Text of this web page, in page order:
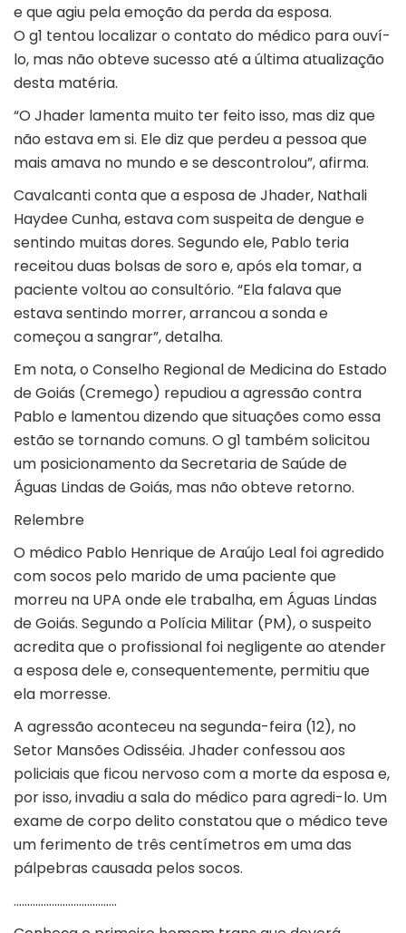
e que agiu pela emoção da perda da esposa.
O g1 tentou localizar o contato do médico para ouví-
lo, mas não obteve sucesso até a última atualização
desta matéria.
“O Jhader lamenta muito ter feito isso, mas diz que
não estava em si. Ele diz que perdeu a pessoa que
mais amava no mundo e se descontrolou”, afirma.
Cavalcanti conta que a esposa de Jhader, Nathali
Haydee Cunha, estava com suspeita de dengue e
sentindo muitas dores. Segundo ele, Pablo teria
receitou duas bolsas de soro e, após ela tomar, a
paciente voltou ao consultório. “Ela falava que
estava sentindo morrer, arrancou a sonda e
começou a sangrar”, detalha.
Em nota, o Conselho Regional de Medicina do Estado
de Goiás (Cremego) repudiou a agressão contra
Pablo e lamentou dizendo que situações como essa
estão se tornando comuns. O g1 também solicitou
um posicionamento da Secretaria de Saúde de
Águas Lindas de Goiás, mas não obteve retorno.
Relembre
O médico Pablo Henrique de Araújo Leal foiagredido
com socos pelo marido de uma paciente que
morreu na UPA onde ele trabalha, em Águas Lindas
de Goiás. Segundo a Polícia Militar (PM), o suspeito
acredita que o profissional foi negligente ao atender
a esposa dele e, consequentemente, permitiu que
ela morresse.
A agressão aconteceu na segunda-feira (12), no
Setor Mansões Odisséia. Jhader confessou aos
policiais que ficou nervoso com a morte da esposa e,
por isso, invadiu a sala do médico para agredi-lo. Um
exame de corpo delito constatou que o médico teve
um ferimento de três centímetros em uma das
pálpebras causada pelos socos.
………………………………..